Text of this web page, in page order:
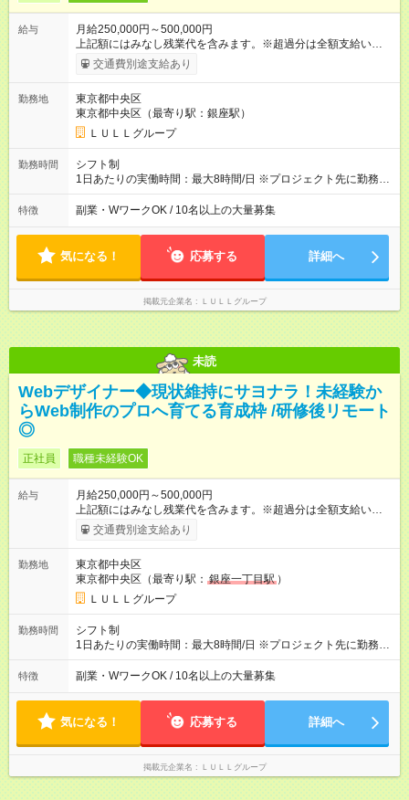
給与
月給250,000円～500,000円
上記額にはみなし残業代を含みます。※超過分は全額支給いたし
ます。 みなし残業代 21,675円／月 みなし残業時間 12時間／月 -
------------------------------------------------------- ≪経験者の方は以下と
万円～＋業績賞与＋交通費＋各種手当 ※固定残業代（30時間/6
万6，610円分）を含む。超過分は追加支給いたします 能力やス
キルを考慮し初任給を決定。経験者の方は前給考慮も可能で
す！ ◎昇給年1回（研修終了後） ◎賞与年2回（2月・8月）＋業
績賞与あり ◤スキルアップも、収入アップも。◢ 入社後の成長
や頑張りは、しっかり給与で還元しています。 実際にほぼ全員
上アップした社員も。 エンジニアへの還元率は業界高水準の
87％。 スキルを磨いた分だけ、収入アップも目指せる環境で
す！ 【試用期間】試用期間あり 試用期間の長さ：6ヶ月 ※ 雇用
形態と給与に、本採用時と異なる部分があります。 雇用形態：
中途採用（契約社員） 給与：月給 230,000円以上 上記額にはみ
なし残業代を含みます。※超過分は全額支給いたします。 みな
別途支給いたします ※研修期間中（最大12ヶ月間）も、試用期
交通費別途支給あり
勤務地
東京都中央区
東京都中央区（最寄り駅：銀座駅）
ＬＵＬＬグループ
勤務時間
シフト制
1日あたりの実働時間：最大8時間/日 ※プロジェクト先に勤務時
間は異なります 【シフト例】 ・10時00分～19時00分 ・9時00
分～18時00分 平均残業時間：月10時間以内
特徴 副業・WワークOK / 10名以上の大量募集
気になる！ 応募する 詳細へ
掲載元企業名 ＬＵＬＬグループ
未読
Webデザイナー◆現状維持にサヨナラ！未経験か
らWeb制作のプロへ育てる育成枠 /研修後リモート
◎
正社員 職種未経験OK
給与
月給250,000円～500,000円
上記額にはみなし残業代を含みます。※超過分は全額支給いたし
ます。 みなし残業代 21,675円／月 みなし残業時間 12時間／月 -
------------------------------------------------------- ≪経験者の方は以下と
万円～＋業績賞与＋交通費＋各種手当 ※固定残業代（30時間/6
万6，610円分）を含む。超過分は追加支給いたします 能力やス
キルを考慮し初任給を決定。経験者の方は前給考慮も可能で
す！ ◎昇給年1回（研修終了後） ◎賞与年2回（2月・8月）＋業
績賞与あり ◤スキルアップも、収入アップも。◢ 入社後の成長
や頑張りは、しっかり給与で還元しています。 実際にほぼ全員
上アップした社員も。 エンジニアへの還元率は業界高水準の
87％。 スキルを磨いた分だけ、収入アップも目指せる環境で
す！ 【試用期間】試用期間あり 試用期間の長さ：6ヶ月 ※ 雇用
形態と給与に、本採用時と異なる部分があります。 雇用形態：
中途採用（契約社員） 給与：月給 230,000円以上 上記額にはみ
なし残業代を含みます。※超過分は全額支給いたします。 みな
別途支給いたします ※研修期間中（最大12ヶ月間）も、試用期
交通費別途支給あり
勤務地
東京都中央区
東京都中央区（最寄り駅： 銀座一丁目駅 ）
ＬＵＬＬグループ
勤務時間
シフト制
1日あたりの実働時間：最大8時間/日 ※プロジェクト先に勤務時
間は異なります 【シフト例】 ・10時00分～19時00分 ・9時00
分～18時00分 平均残業時間：月10時間以内
特徴 副業・WワークOK / 10名以上の大量募集
気になる！ 応募する 詳細へ
掲載元企業名 ＬＵＬＬグループ